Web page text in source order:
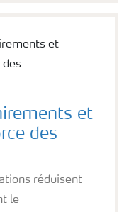
et
des
réduisent
le